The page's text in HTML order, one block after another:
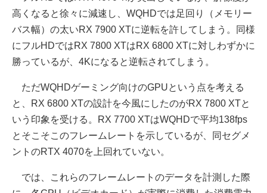
高くなると徐々に減速し、WQHDでは足回り（メモリー
バス幅）の太いRX 7900 XTに逆転を許してしまう。同様
にフルHDではRX 7800 XTはRX 6800 XTに対しわずかに
勝っているが、4Kになると逆転されてしまう。
ただWQHDゲーミング向けのGPUという点を考える
と、RX 6800 XTの設計を今風にしたのがRX 7800 XTと
いう印象を受ける。RX 7700 XTはWQHDで平均138fps
とそこそこのフレームレートを示しているが、同セグメ
ントのRTX 4070を上回れていない。
では、これらのフレームレートのデータを計測した際